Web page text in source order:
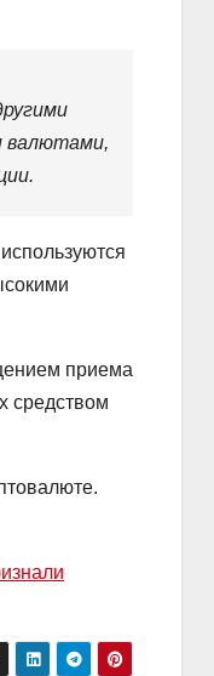
валютами,
приема
средством